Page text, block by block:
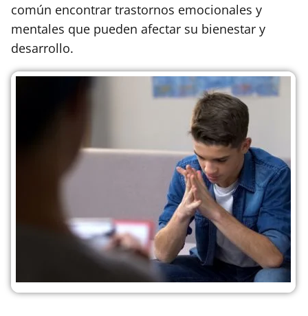
común encontrar trastornos emocionales y
mentales que pueden afectar su bienestar y
desarrollo.